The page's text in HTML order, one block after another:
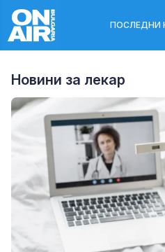
ПОСЛЕДНИ
Новини за лекар